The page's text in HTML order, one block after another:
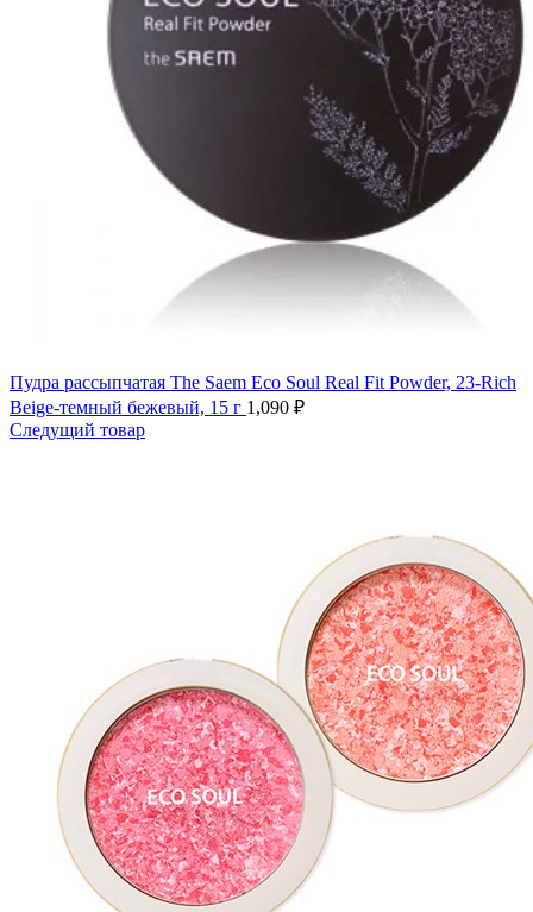
Пудра рассыпчатая The Saem Eco Soul Real Fit Powder, 23-Rich
Beige-темный бежевый, 15 г 1,090 ₽
Следущий товар